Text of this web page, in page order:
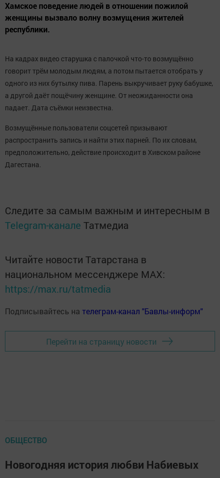
Хамское поведение людей в отношении пожилой
женщины вызвало волну возмущения жителей
республики.
На кадрах видео старушка с палочкой что-то возмущённо
говорит трём молодым людям, а потом пытается отобрать у
одного из них бутылку пива. Парень выкручивает руку бабушке,
а другой даёт пощёчину женщине. От неожиданности она
падает. Дата съёмки неизвестна.
Возмущённые пользователи соцсетей призывают
распространить запись и найти этих парней. По их словам,
предположительно, действие происходит в Хивском районе
Дагестана.
Следите за самым важным и интересным в
Telegram-канале Татмедиа
Читайте новости Татарстана в
национальном мессенджере MАХ:
https://max.ru/tatmedia
Подписывайтесь на телеграм-канал "Бавлы-информ"
Перейти на страницу новости
ОБЩЕСТВО
Новогодняя история любви Набиевых